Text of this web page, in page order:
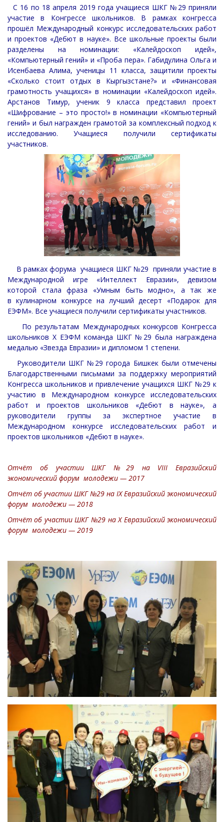
С 16 по 18 апреля 2019 года учащиеся ШКГ №29 приняли
участие в Конгрессе школьников. В рамках конгресса
прошёл Международный конкурс исследовательских работ
и проектов «Дебют в науке». Все школьные проекты были
разделены на номинации: «Калейдоскоп идей»,
«Компьютерный гений» и «Проба пера». Габидулина Ольга и
Исенбаева Алима, ученицы 11 класса, защитили проекты
«Сколько стоит отдых в Кыргызстане?» и «Финансовая
грамотность учащихся» в номинации «Калейдоскоп идей».
Арстанов Тимур, ученик 9 класса представил проект
«Шифрование – это просто!» в номинации «Компьютерный
гений» и был награжден грамотой за комплексный подход к
исследованию. Учащиеся получили сертификаты
участников.
В рамках форума учащиеся ШКГ №29 приняли участие в
Международной игре «Интеллект Евразии», девизом
которой стала фраза «Умным быть модно», а так же
в кулинарном конкурсе на лучший десерт «Подарок для
ЕЭФМ». Все учащиеся получили сертификаты участников.
По результатам Международных конкурсов Конгресса
школьников Х ЕЭФМ команда ШКГ №29 была награждена
медалью «Звезда Евразии» и дипломом 1 степени.
Руководители ШКГ №29 города Бишкек были отмечены
Благодарственными письмами за поддержку мероприятий
Конгресса школьников и привлечение учащихся ШКГ №29 к
участию в Международном конкурсе исследовательских
работ и проектов школьников «Дебют в науке», а
руководители группы за экспертное участие в
Международном конкурсе исследовательских работ и
проектов школьников «Дебют в науке».
Отчёт об участии ШКГ №29 на VIII Евразийский
экономический форум молодежи — 2017
Отчёт об участии ШКГ №29 на IХ Евразийский экономический
форум молодежи — 2018
Отчёт об участии ШКГ №29 наХ Евразийский экономический
форум молодежи — 2019